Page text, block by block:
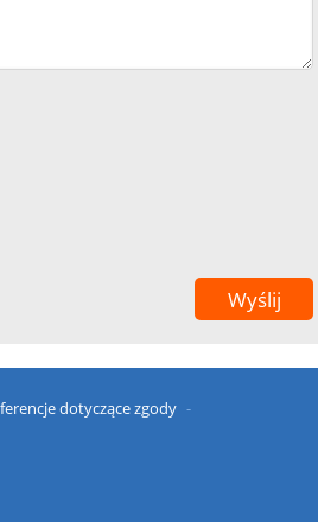
dotyczące zgody